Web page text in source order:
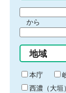
間
始
り
から
間
終
わ
り
地域
本庁
西濃（大垣